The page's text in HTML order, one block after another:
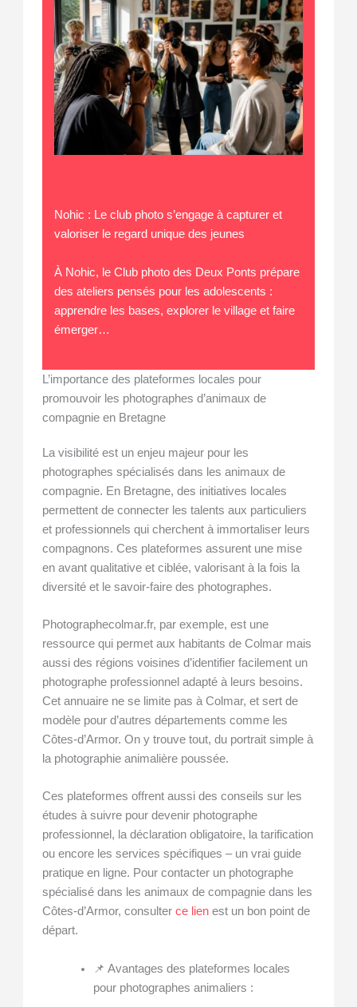
Nohic : Le club photo s’engage à capturer et
valoriser le regard unique des jeunes
À Nohic, le Club photo des Deux Ponts prépare
des ateliers pensés pour les adolescents :
apprendre les bases, explorer le village et faire
émerger…
L’importance des plateformes locales pour
promouvoir les photographes d’animaux de
compagnie en Bretagne
La visibilité est un enjeu majeur pour les
photographes spécialisés dans les animaux de
compagnie. En Bretagne, des initiatives locales
permettent de connecter les talents aux particuliers
et professionnels qui cherchent à immortaliser leurs
compagnons. Ces plateformes assurent une mise
en avant qualitative et ciblée, valorisant à la fois la
diversité et le savoir-faire des photographes.
Photographecolmar.fr, par exemple, est une
ressource qui permet aux habitants de Colmar mais
aussi des régions voisines d’identifier facilement un
photographe professionnel adapté à leurs besoins.
Cet annuaire ne se limite pas à Colmar, et sert de
modèle pour d’autres départements comme les
Côtes-d’Armor. On y trouve tout, du portrait simple à
la photographie animalière poussée.
Ces plateformes offrent aussi des conseils sur les
études à suivre pour devenir photographe
professionnel, la déclaration obligatoire, la tarification
ou encore les services spécifiques – un vrai guide
pratique en ligne. Pour contacter un photographe
spécialisé dans les animaux de compagnie dans les
Côtes-d’Armor, consulterce lien est un bon point de
départ.
📌 Avantages des plateformes locales
pour photographes animaliers :